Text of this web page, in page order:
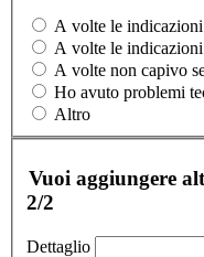
A volte le
A volte le
A volte non capivo
Ho avuto problemi
Altro
Vuoi aggiungere
2/2
Dettaglio